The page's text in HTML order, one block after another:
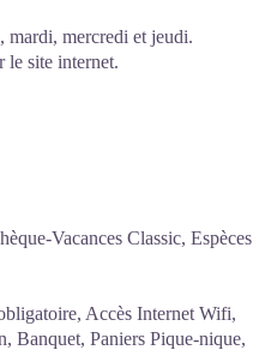
mercredi et jeudi.
le site internet.
Vacances Classic, Espèces
Accès Internet Wifi,
Banquet, Paniers Pique-nique,